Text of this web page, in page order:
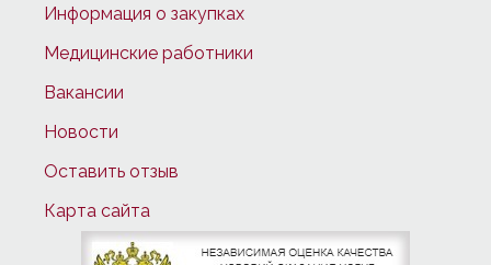
Информация о закупках
Медицинские работники
Вакансии
Новости
Оставить отзыв
Карта сайта